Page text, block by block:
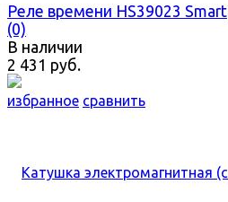
избранное сравнить
Реле времени HS39023 Smart
(0)
В наличии
2 431 руб.